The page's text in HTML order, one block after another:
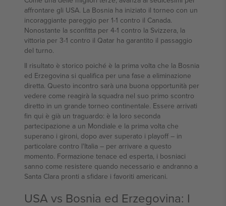
affrontare gli USA. La Bosnia ha iniziato il torneo con un
incoraggiante pareggio per 1-1 contro il Canada.
Nonostante la sconfitta per 4-1 contro la Svizzera, la
vittoria per 3-1 contro il Qatar ha garantito il passaggio
del turno.
Il risultato è storico poiché è la prima volta che la Bosnia
ed Erzegovina si qualifica per una fase a eliminazione
diretta. Questo incontro sarà una buona opportunità per
vedere come reagirà la squadra nel suo primo scontro
diretto in un grande torneo continentale. Essere arrivati
fin qui è già un traguardo: è la loro seconda
partecipazione a un Mondiale e la prima volta che
superano i gironi, dopo aver superato i playoff – in
particolare contro l'Italia – per arrivare a questo
momento. Formazione tenace ed esperta, i bosniaci
sanno come resistere quando necessario e andranno a
Santa Clara pronti a sfidare i favoriti americani.
USA vs Bosnia ed Erzegovina: I